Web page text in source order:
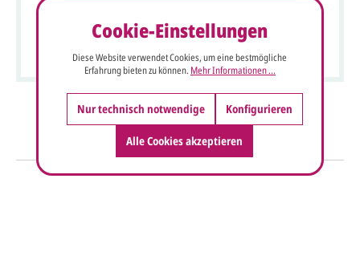
Firmen-Neujahrskarte mit Jahreszahl 2025 und verkürzter
Vorderseite für Ihr Firmenlogo
Cookie-Einstellungen
Diese Website verwendet Cookies, um eine bestmögliche
Erfahrung bieten zu können. Mehr Informationen ...
Nur technisch notwendige Konfigurieren
Alle Cookies akzeptieren